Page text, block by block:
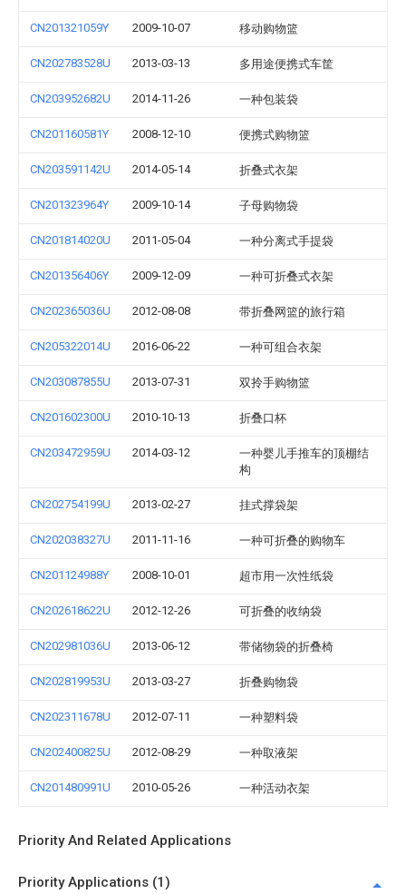
CN201321059Y 2009-10-07 移动购物篮
CN202783528U 2013-03-13 多用途便携式车筐
CN203952682U 2014-11-26 一种包装袋
CN201160581Y 2008-12-10 便携式购物篮
CN203591142U 2014-05-14 折叠式衣架
CN201323964Y 2009-10-14 子母购物袋
CN201814020U 2011-05-04 一种分离式手提袋
CN201356406Y 2009-12-09 一种可折叠式衣架
CN202365036U 2012-08-08 带折叠网篮的旅行箱
CN205322014U 2016-06-22 一种可组合衣架
CN203087855U 2013-07-31 双拎手购物篮
CN201602300U 2010-10-13 折叠口杯
CN203472959U 2014-03-12
一种婴儿手推车的顶棚结
构
CN202754199U 2013-02-27 挂式撑袋架
CN202038327U 2011-11-16 一种可折叠的购物车
CN201124988Y 2008-10-01 超市用一次性纸袋
CN202618622U 2012-12-26 可折叠的收纳袋
CN202981036U 2013-06-12 带储物袋的折叠椅
CN202819953U 2013-03-27 折叠购物袋
CN202311678U 2012-07-11 一种塑料袋
CN202400825U 2012-08-29 一种取液架
CN201480991U 2010-05-26 一种活动衣架
Priority And Related Applications
Priority Applications (1)